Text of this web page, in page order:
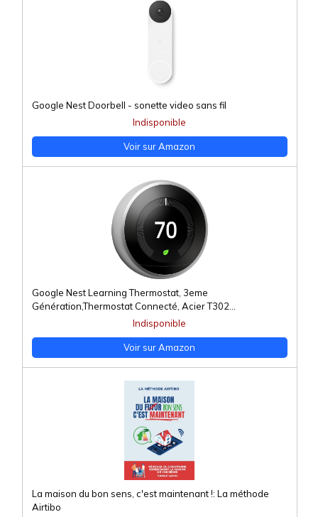
Google Nest Doorbell - sonette video sans fil
Indisponible
Voir sur Amazon
Google Nest Learning Thermostat, 3eme
Génération,Thermostat Connecté, Acier T302...
Indisponible
Voir sur Amazon
La maison du bon sens, c'est maintenant !: La méthode
Airtibo